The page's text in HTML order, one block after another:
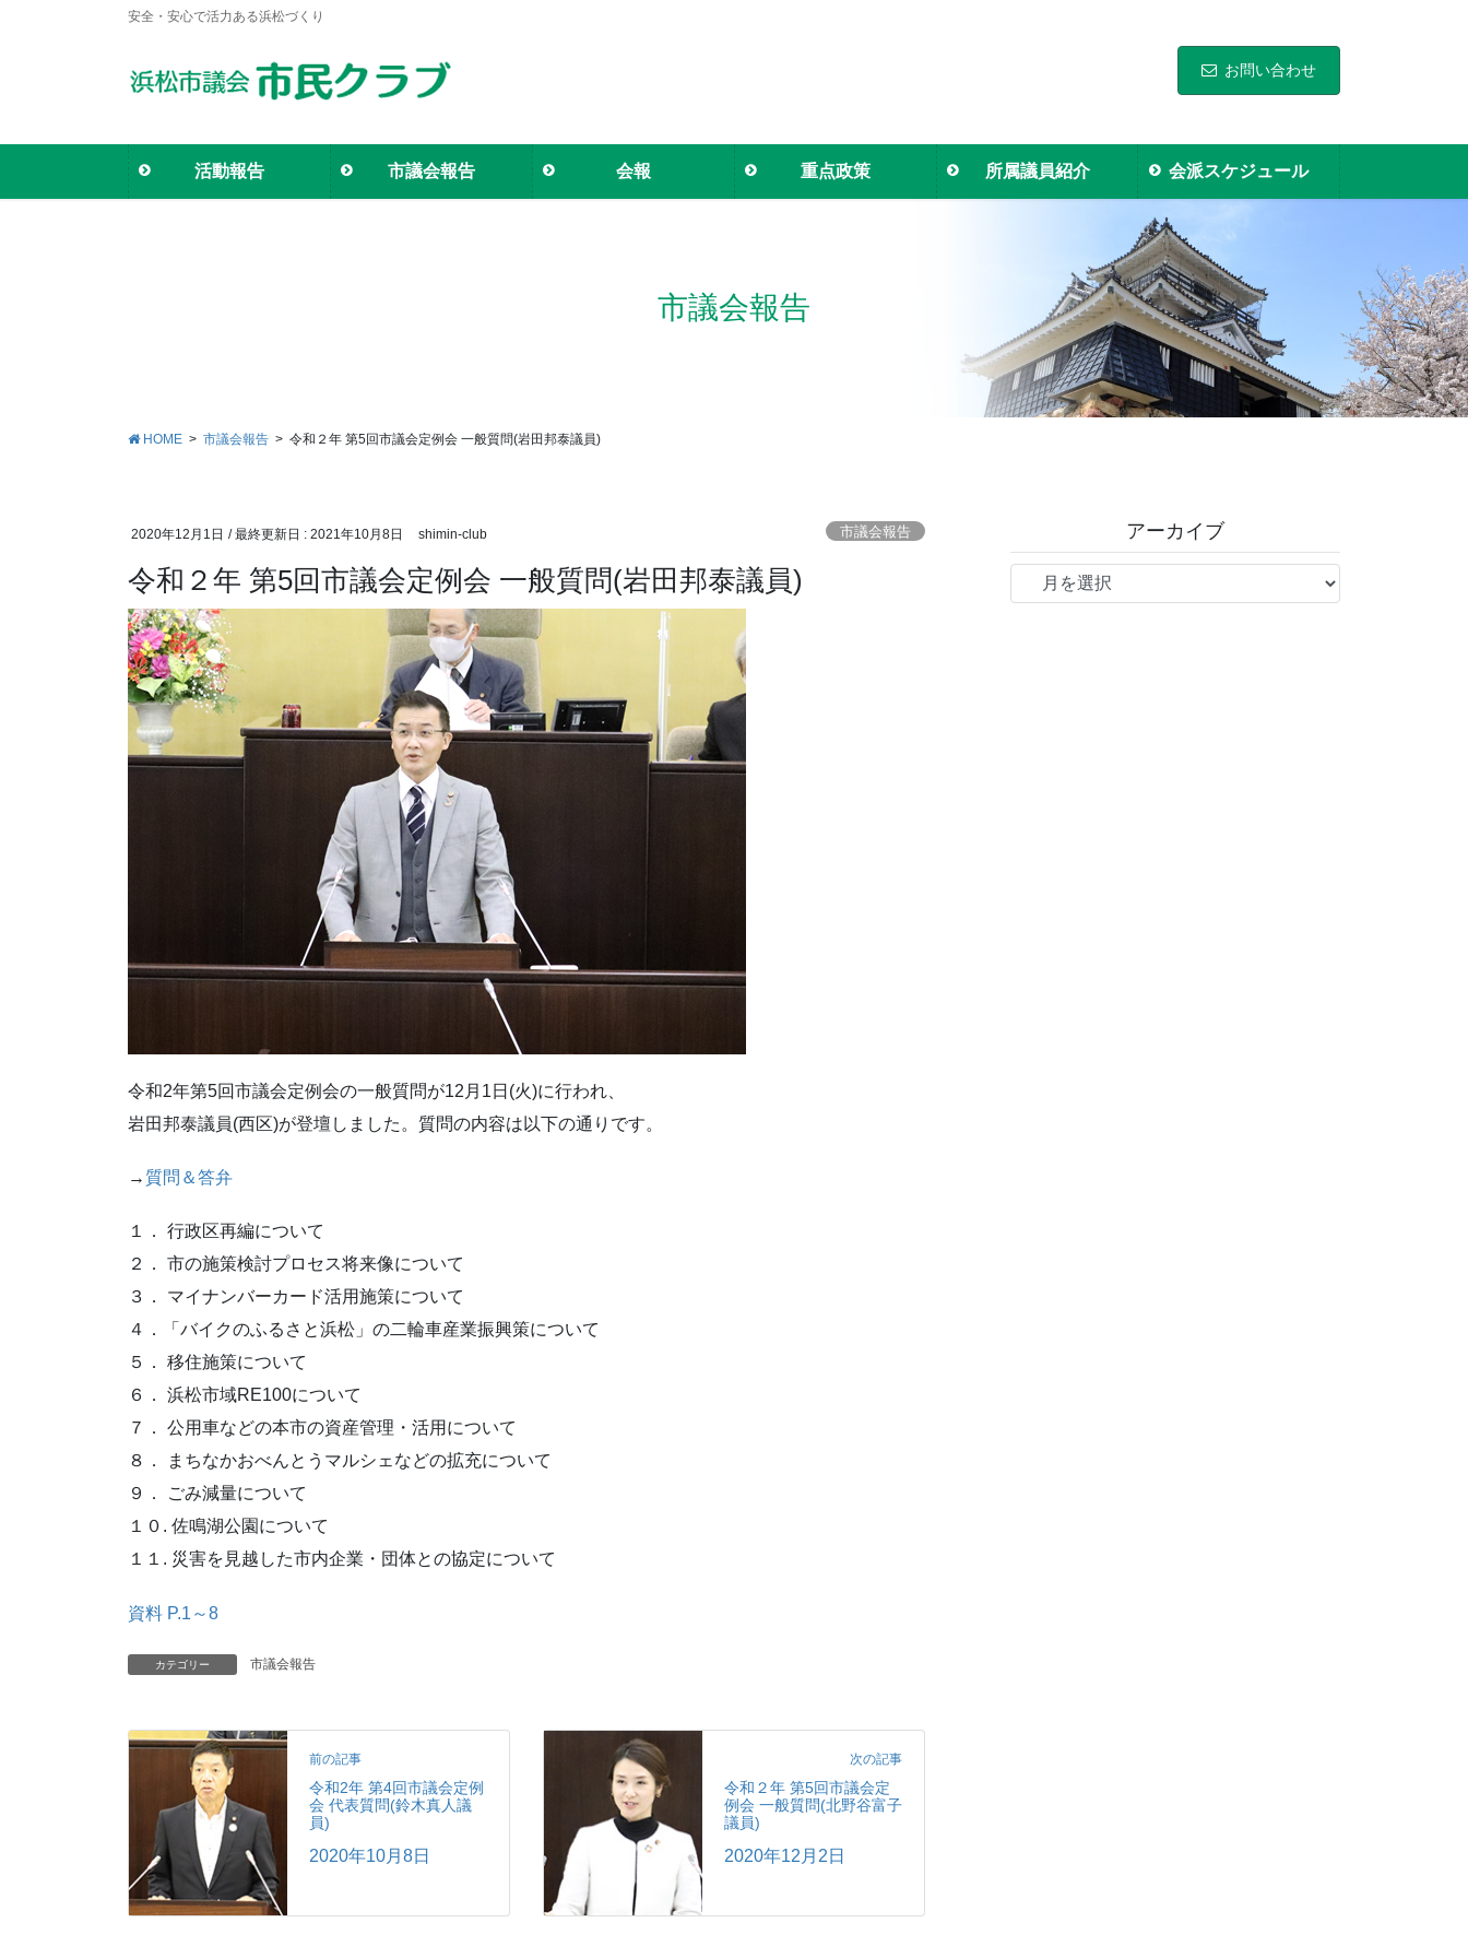
安全・安心で活力ある浜松づくり
お問い合わせ
活動報告 市議会報告 会報 重点政策 所属議員紹介 会派スケジュール
市議会報告
HOME 市議会報告 令和２年 第5回市議会定例会 一般質問(岩田邦泰議員)
2020年12月1日 / 最終更新日 : 2021年10月8日 shimin-club 市議会報告
令和２年 第5回市議会定例会 一般質問(岩田邦泰議員)
令和2年第5回市議会定例会の一般質問が12月1日(火)に行われ、
岩田邦泰議員(西区)が登壇しました。質問の内容は以下の通りです。
→ 質問＆答弁
１． 行政区再編について
２． 市の施策検討プロセス将来像について
３． マイナンバーカード活用施策について
４．「バイクのふるさと浜松」の二輪車産業振興策について
５． 移住施策について
６． 浜松市域RE100について
７． 公用車などの本市の資産管理・活用について
８． まちなかおべんとうマルシェなどの拡充について
９． ごみ減量について
１０. 佐鳴湖公園について
１１. 災害を見越した市内企業・団体との協定について
資料 P.1～8
カテゴリー 市議会報告
前の記事
令和2年 第4回市議会定例
会 代表質問(鈴木真人議
員)
2020年10月8日
次の記事
令和２年 第5回市議会定
例会 一般質問(北野谷富子
議員)
2020年12月2日
アーカイブ
ア